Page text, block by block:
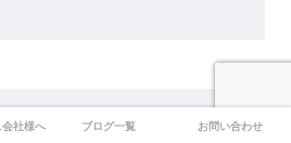
社様へ｜集客・広告掲載のご案内
ブログ一覧 お問い合わせ